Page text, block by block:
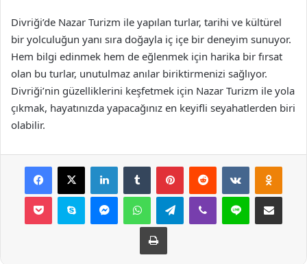
Divriği’de Nazar Turizm ile yapılan turlar, tarihi ve kültürel
bir yolculuğun yanı sıra doğayla iç içe bir deneyim sunuyor.
Hem bilgi edinmek hem de eğlenmek için harika bir fırsat
olan bu turlar, unutulmaz anılar biriktirmenizi sağlıyor.
Divriği’nin güzelliklerini keşfetmek için Nazar Turizm ile yola
çıkmak, hayatınızda yapacağınız en keyifli seyahatlerden biri
olabilir.
Facebook
X LinkedInTumblr PinterestReddit VKontakte
Pocket Skype MessengerWhatsAppTelegramViber Line E-Posta ile
Yazdır